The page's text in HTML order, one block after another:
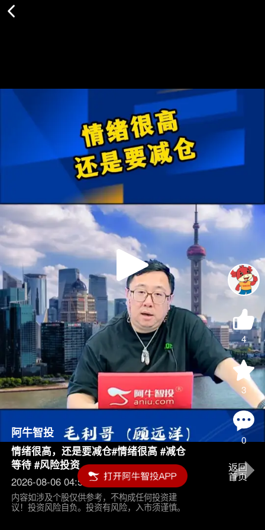
Play
Video
4
3
0
阿牛智投
情绪很高，还是要减仓#情绪很高 #减仓
等待 #风险投资
2026-08-06 04:55
内容如涉及个股仅供参考，不构成任何投资建
议！投资风险自负。投资有风险，入市须谨慎。